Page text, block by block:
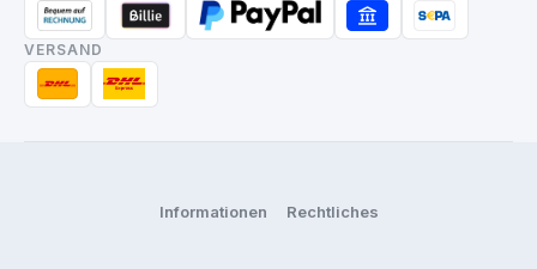
VERSAND
Informationen Rechtliches